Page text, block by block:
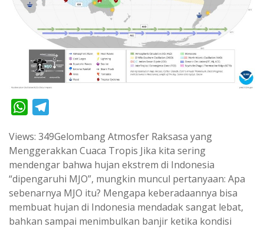
W
a
t
s
A
p
p
l
e
g
r
a
m
Views: 349Gelombang Atmosfer Raksasa yang
Menggerakkan Cuaca Tropis Jika kita sering
mendengar bahwa hujan ekstrem di Indonesia
“dipengaruhi MJO”, mungkin muncul pertanyaan: Apa
sebenarnya MJO itu? Mengapa keberadaannya bisa
membuat hujan di Indonesia mendadak sangat lebat,
bahkan sampai menimbulkan banjir ketika kondisi